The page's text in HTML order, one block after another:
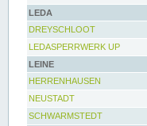
LEDA
DREYSCHLOOT
LEDASPERRWERK UP
LEINE
HERRENHAUSEN
NEUSTADT
SCHWARMSTEDT